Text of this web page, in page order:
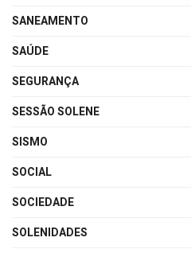
SANEAMENTO
SAÚDE
SEGURANÇA
SESSÃO SOLENE
SISMO
SOCIAL
SOCIEDADE
SOLENIDADES